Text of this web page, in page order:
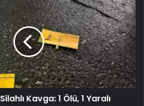
Kavga: 1 Ölü, 1 Yaralı